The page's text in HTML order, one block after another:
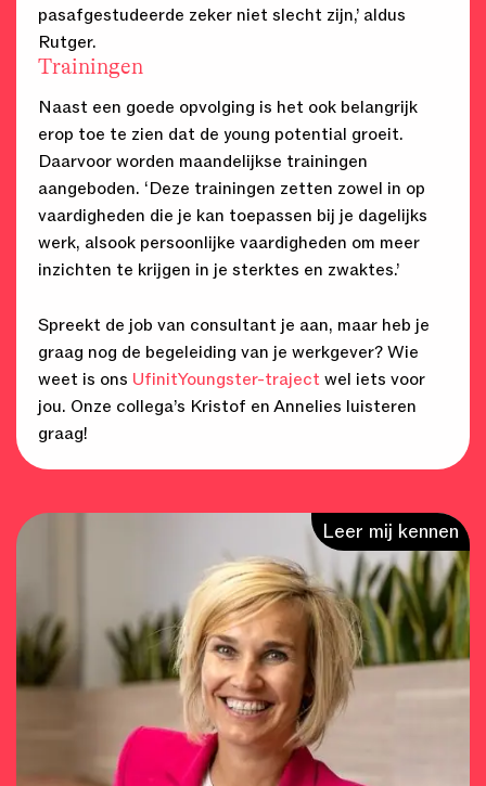
pasafgestudeerde zeker niet slecht zijn,’ aldus
Rutger.
Trainingen
Naast een goede opvolging is het ook belangrijk
erop toe te zien dat de young potential groeit.
Daarvoor worden maandelijkse trainingen
aangeboden. ‘Deze trainingen zetten zowel in op
vaardigheden die je kan toepassen bij je dagelijks
werk, alsook persoonlijke vaardigheden om meer
inzichten te krijgen in je sterktes en zwaktes.’
Spreekt de job van consultant je aan, maar heb je
graag nog de begeleiding van je werkgever? Wie
weet is ons UfinitYoungster-traject wel iets voor
jou. Onze collega’s Kristof en Annelies luisteren
graag!
Leer mij kennen